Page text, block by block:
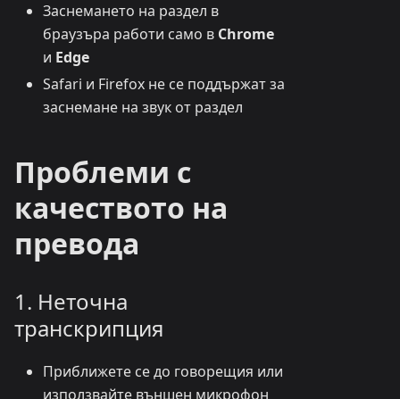
Заснемането на раздел в
браузъра работи само в Chrome
и Edge
Safari и Firefox не се поддържат за
заснемане на звук от раздел
Проблеми с
качеството на
превода
1. Неточна
транскрипция
Приближете се до говорещия или
използвайте външен микрофон